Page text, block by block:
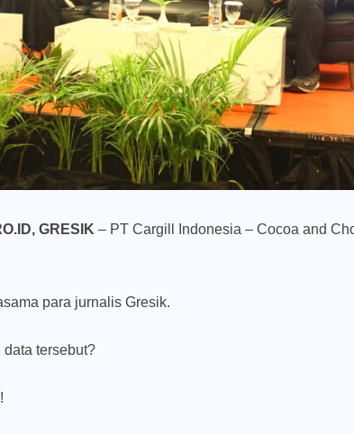
GRESIK – PT Cargill Indonesia – Cocoa and
para jurnalis Gresik.
data tersebut?